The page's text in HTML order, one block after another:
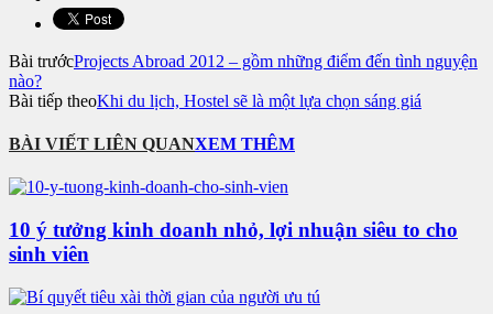
Bài trướcProjects Abroad 2012 – gồm những điểm đến tình nguyện
nào?
Bài tiếp theoKhi du lịch, Hostel sẽ là một lựa chọn sáng giá
BÀI VIẾT LIÊN QUANXEM THÊM
10 ý tưởng kinh doanh nhỏ, lợi nhuận siêu to cho
sinh viên